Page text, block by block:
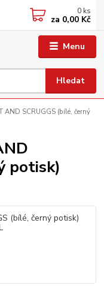
Menu
Hledat
0 ks
za 0,00 Kč
AND SCRUGGS (bílé, černý
potisk)